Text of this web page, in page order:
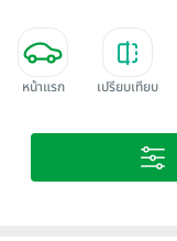
หน้าแรก เปรียบเทียบ